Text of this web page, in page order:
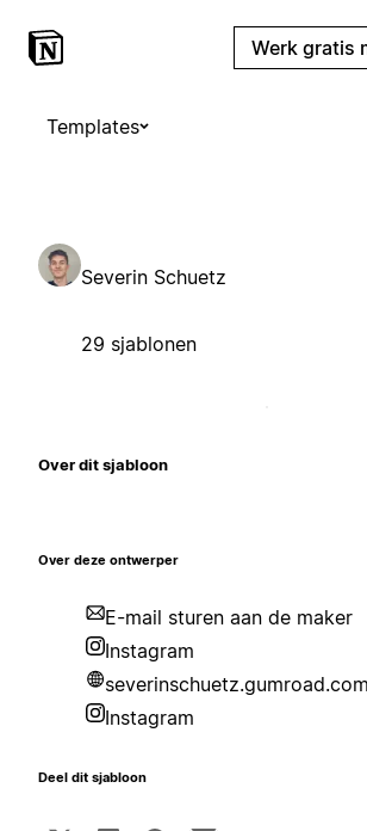
Werk gratis
Templates
Severin Schuetz
29 sjablonen
Over dit sjabloon
Over deze ontwerper
E-mail sturen aan de maker
Instagram
severinschuetz.gumroad.com
Instagram
Deel dit sjabloon